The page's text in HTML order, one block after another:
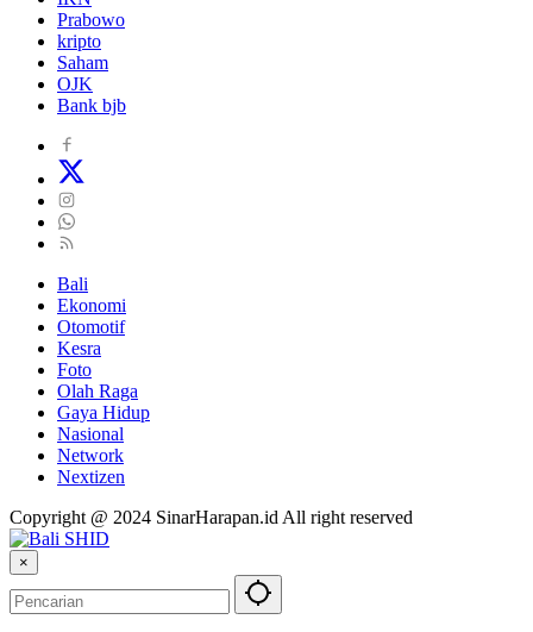
Prabowo
kripto
Saham
OJK
Bank bjb
Bali
Ekonomi
Otomotif
Kesra
Foto
Olah Raga
Gaya Hidup
Nasional
Network
Nextizen
Copyright @ 2024 SinarHarapan.id All right reserved
×